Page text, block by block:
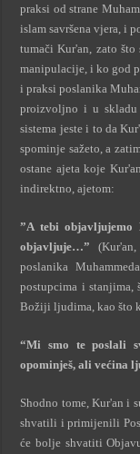
praksi od strane
islam savršena vjera, i
tumači Kur'an, zato
manipulacije, i ko god
i praksi poslanika
proizvoljno i u skladu
sistema jeste i to da
spominje sažeto, a
ostane ajeta koje
indirektno, ajetom:
”A tebi
objavljuje…”
poslanika
postupcima i
Božiji ljudima, kao što
“Mi smo te poslali
opominješ, ali većina
Shodno tome, Kur'an i
shvatili i primijenili
će bolje shvatiti